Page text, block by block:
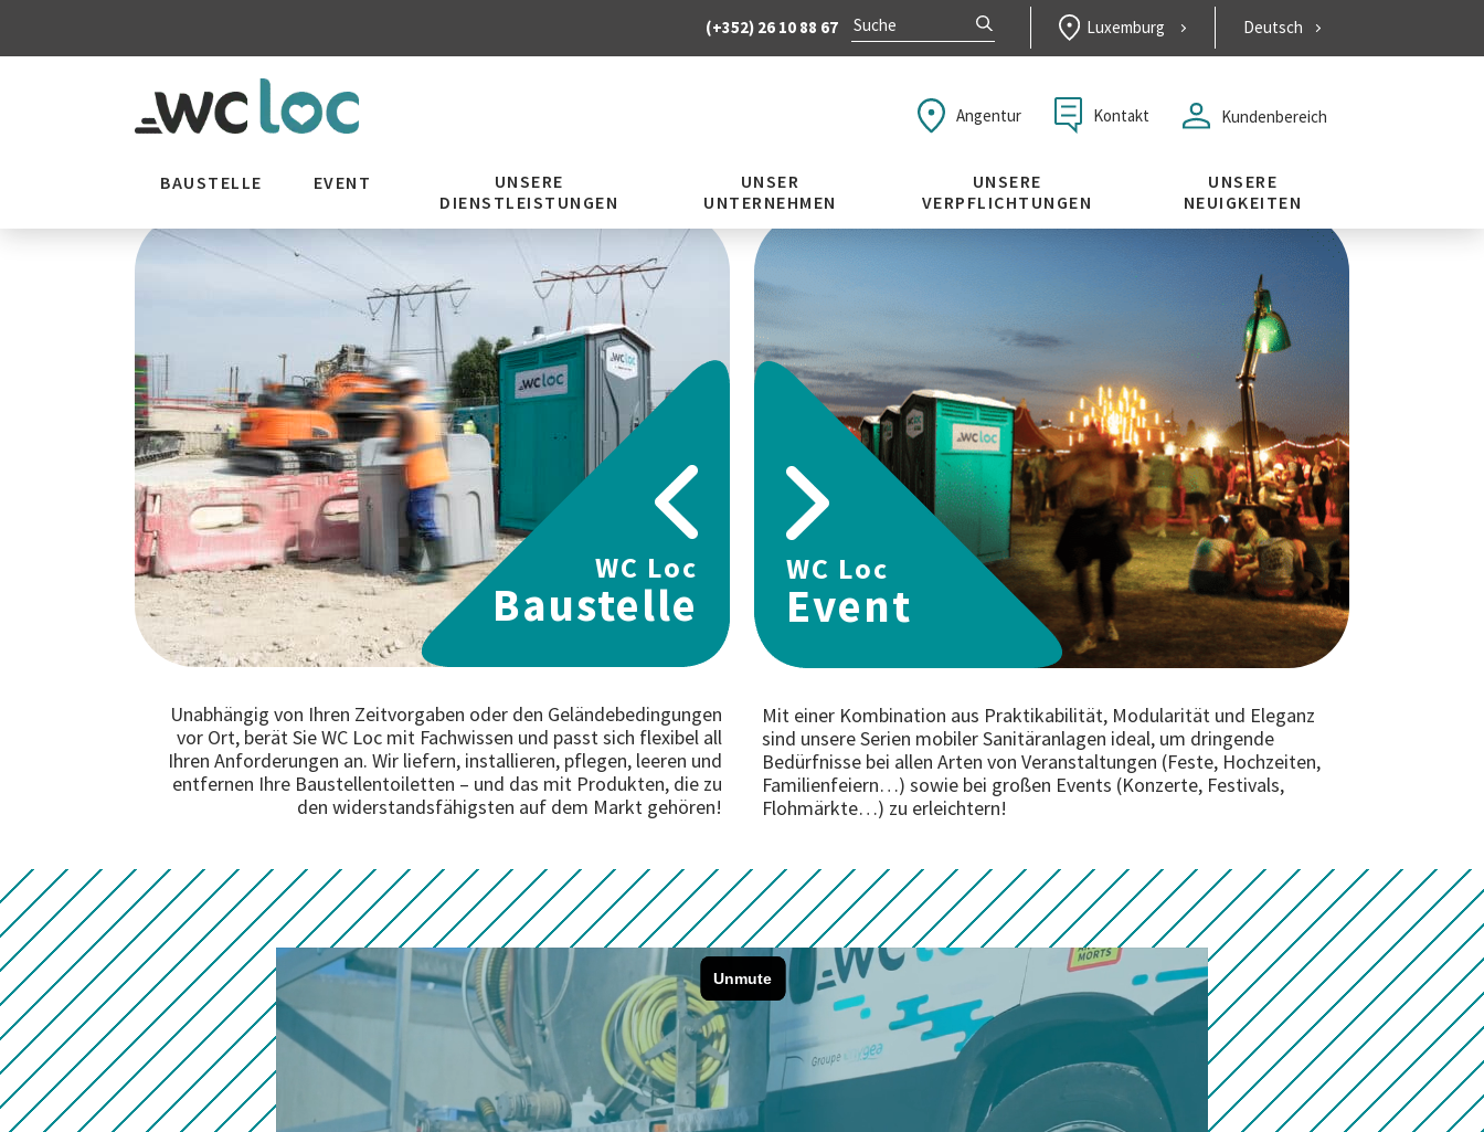
(+352) 26 10 88 67 Luxemburg Deutsch
Angentur Kontakt Kundenbereich
BAUSTELLE EVENT
UNSERE
DIENSTLEISTUNGEN
UNSER
UNTERNEHMEN
UNSERE
VERPFLICHTUNGEN
UNSERE
NEUIGKEITEN
WC Loc
Baustelle
Unabhängig von Ihren Zeitvorgaben oder den Geländebedingungen
vor Ort, berät Sie WC Loc mit Fachwissen und passt sich flexibel all
Ihren Anforderungen an. Wir liefern, installieren, pflegen, leeren und
entfernen Ihre Baustellentoiletten – und das mit Produkten, die zu
den widerstandsfähigsten auf dem Markt gehören!
WC Loc
Event
Mit einer Kombination aus Praktikabilität, Modularität und Eleganz
sind unsere Serien mobiler Sanitäranlagen ideal, um dringende
Bedürfnisse bei allen Arten von Veranstaltungen (Feste, Hochzeiten,
Familienfeiern…) sowie bei großen Events (Konzerte, Festivals,
Flohmärkte…) zu erleichtern!